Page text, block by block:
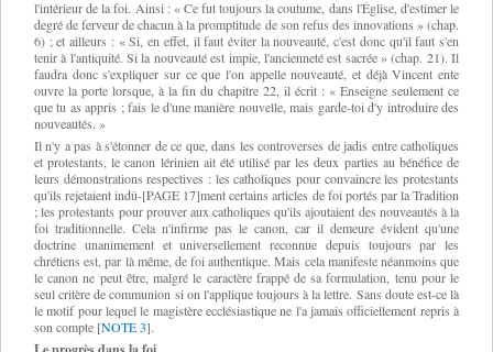
l'intérieur de la foi. Ainsi : « Ce fut toujours la coutume, dans l'Église, d'estimer le
degré de ferveur de chacun à la promptitude de son refus des innovations » (chap.
6) ; et ailleurs : « Si, en effet, il faut éviter la nouveauté, c'est donc qu'il faut s'en
tenir à l'antiquité. Si la nouveauté est impie, l'ancienneté est sacrée » (chap. 21). Il
faudra donc s'expliquer sur ce que l'on appelle nouveauté, et déjà Vincent ente
ouvre la porte lorsque, à la fin du chapitre 22, il écrit : « Enseigne seulement ce
que tu as appris ; fais le d'une manière nouvelle, mais garde-toi d'y introduire des
nouveautés. »
Il n'y a pas à s'étonner de ce que, dans les controverses de jadis entre catholiques
et protestants, le canon lérinien ait été utilisé par les deux parties au bénéfice de
leurs démonstrations respectives : les catholiques pour convaincre les protestants
qu'ils rejetaient indû-[PAGE 17]ment certains articles de foi portés par la Tradition
; les protestants pour prouver aux catholiques qu'ils ajoutaient des nouveautés à la
foi traditionnelle. Cela n'infirme pas le canon, car il demeure évident qu'une
doctrine unanimement et universellement reconnue depuis toujours par les
chrétiens est, par là même, de foi authentique. Mais cela manifeste néanmoins que
le canon ne peut être, malgré le caractère frappé de sa formulation, tenu pour le
seul critère de communion si on l'applique toujours à la lettre. Sans doute est-ce là
le motif pour lequel le magistère ecclésiastique ne l'a jamais officiellement repris à
son compte [NOTE 3].